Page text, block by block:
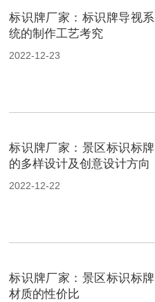
标识牌厂家：标识牌导视系
统的制作工艺考究
2022-12-23
标识牌厂家：景区标识标牌
的多样设计及创意设计方向
2022-12-22
标识牌厂家：景区标识标牌
材质的性价比